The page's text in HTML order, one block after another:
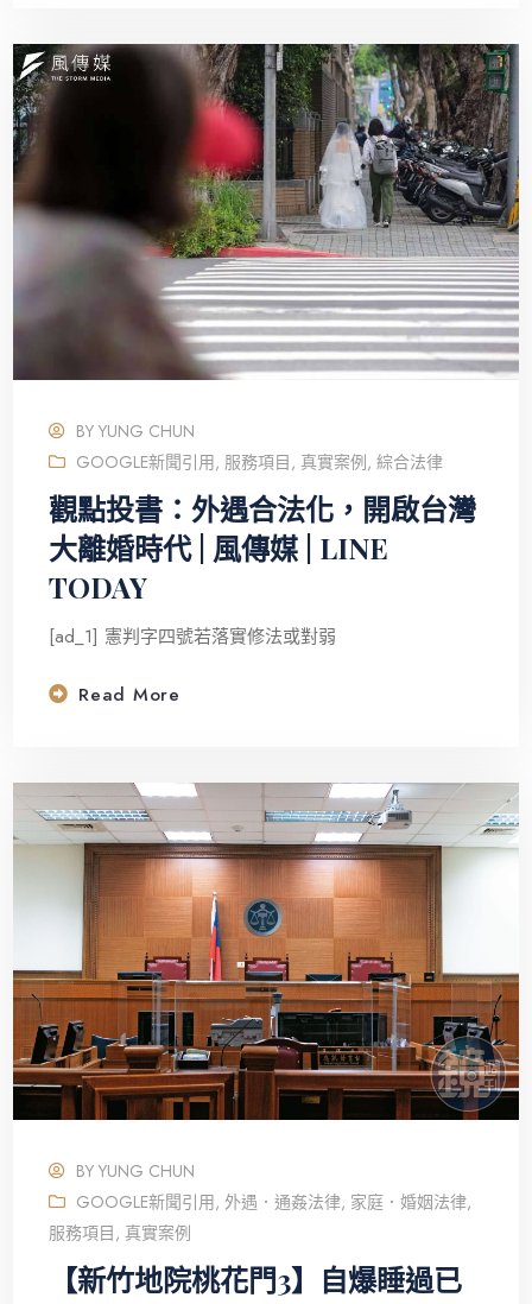
BYYUNG CHUN
GOOGLE新聞引用, 服務項目, 真實案例,綜合法律
觀點投書：外遇合法化，開啟台灣
大離婚時代 | 風傳媒 | LINE
TODAY
[ad_1] 憲判字四號若落實修法或對弱
Read More
BYYUNG CHUN
GOOGLE新聞引用, 外遇．通姦法律, 家庭．婚姻法律,
服務項目, 真實案例
【新竹地院桃花門3】自爆睡過已